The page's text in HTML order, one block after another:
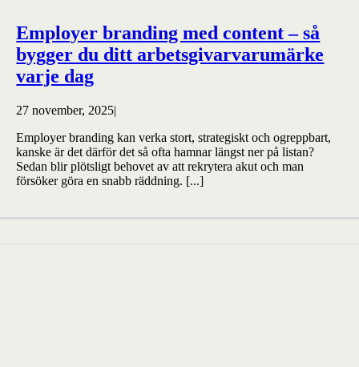
Employer branding med content – så
bygger du ditt arbetsgivarvarumärke
varje dag
27 november, 2025|
Employer branding kan verka stort, strategiskt och ogreppbart,
kanske är det därför det så ofta hamnar längst ner på listan?
Sedan blir plötsligt behovet av att rekrytera akut och man
försöker göra en snabb räddning. [...]